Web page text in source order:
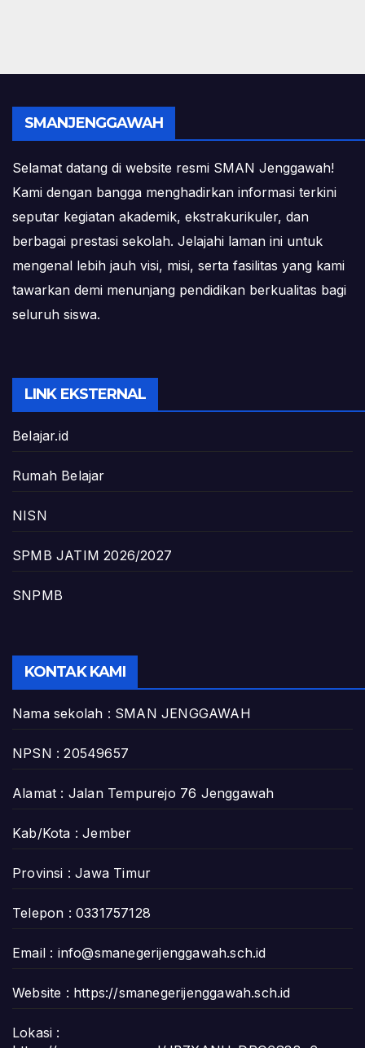
SMANJENGGAWAH
Selamat datang di website resmi SMAN Jenggawah!
Kami dengan bangga menghadirkan informasi terkini
seputar kegiatan akademik, ekstrakurikuler, dan
berbagai prestasi sekolah. Jelajahi laman ini untuk
mengenal lebih jauh visi, misi, serta fasilitas yang kami
tawarkan demi menunjang pendidikan berkualitas bagi
seluruh siswa.
LINK EKSTERNAL
Belajar.id
Rumah Belajar
NISN
SPMB JATIM 2026/2027
SNPMB
KONTAK KAMI
Nama sekolah : SMAN JENGGAWAH
NPSN : 20549657
Alamat : Jalan Tempurejo 76 Jenggawah
Kab/Kota : Jember
Provinsi : Jawa Timur
Telepon : 0331757128
Email : info@smanegerijenggawah.sch.id
Website : https://smanegerijenggawah.sch.id
Lokasi :